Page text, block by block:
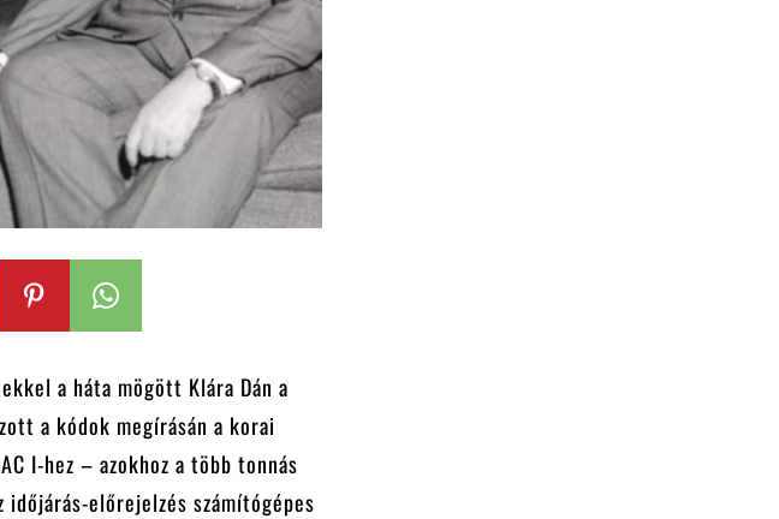
a háta mögött Klára Dán a
a kódok megírásán a korai
I-hez – azokhoz a több tonnás
időjárás-előrejelzés számítógépes